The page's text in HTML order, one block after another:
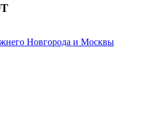
Новгорода и Москвы